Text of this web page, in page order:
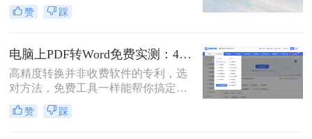
用。然而，在需要对内容进行编辑
时，我们往往需要将其转换为Word文
呢？本文将介绍三种常用的免费方法
来实现这一目标。
赞 踩
电脑上PDF转Word免费实测：4个方案的转换效果和注意事项！
高精度转换并非收费软件的专利，选
对方法，免费工具一样能帮你搞定复
杂排版。“免费的工具转换效果肯定
很差吧？”这是我作为办公软件测评
赞 踩